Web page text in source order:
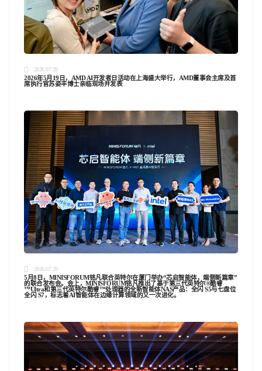
2026.07.29
2026年5月19日，AMD AI开发者日活动在上海盛大举行，AMD董事会主席及首
席执行官苏姿丰博士亲临现场并发表
2026.07.29
5月8日，MINISFORUM铭凡联合英特尔在厦门举办“芯启智能体，端侧新篇章”
的联合发布会。会上，MINISFORUM铭凡推出了基于第三代英特尔®酷睿
™Ultra和第三代英特尔酷睿™处理器的全新智能体NAS产品：全闪 S5与七盘位
全闪 S7，标志着AI智能体在边缘计算领域的又一次进化。